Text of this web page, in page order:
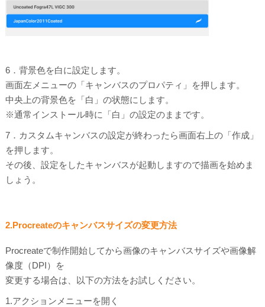
6．背景色を白に設定します。
画面左メニューの「キャンバスのプロパティ」を押します。
中央上の背景色を「白」の状態にします。
※通常インストール時に「白」の設定のままです。
7．カスタムキャンバスの設定が終わったら画面右上の「作成」
を押します。
その後、設定をしたキャンバスが起動しますので描画を始めま
しょう。
2.Procreateのキャンバスサイズの変更方法
Procreateで制作開始してから画像のキャンバスサイズや画像解
像度（DPI）を
変更する場合は、以下の方法をお試しください。
1.アクションメニューを開く